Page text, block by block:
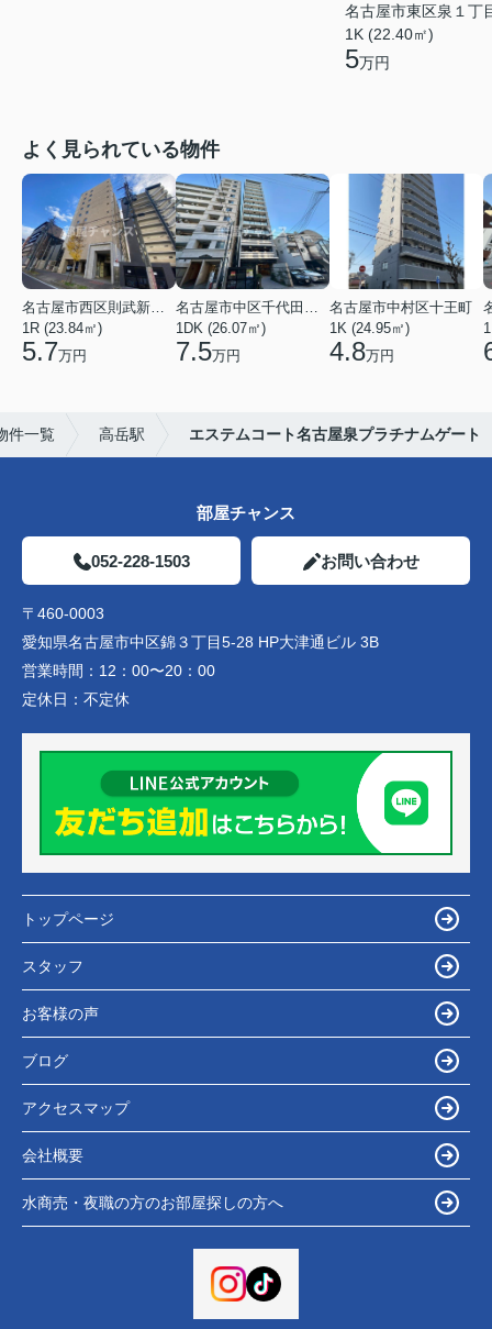
名古屋市東区泉１丁
1K (22.40㎡)
5万円
よく見られている物件
1R (23.84㎡)
5.7万円
1DK (26.07㎡)
7.5万円
名古屋市中村区十王町
1K (24.95㎡)
4.8万円
件一覧 高岳駅 エステムコート名古屋泉プラチナムゲート
部屋チャンス
052-228-1503 お問い合わせ
〒460-0003
愛知県名古屋市中区錦３丁目5-28 HP大津通ビル 3B
営業時間： 12：00〜20：00
定休日： 不定休
トップページ
スタッフ
お客様の声
ブログ
アクセスマップ
会社概要
水商売・夜職の方のお部屋探しの方へ